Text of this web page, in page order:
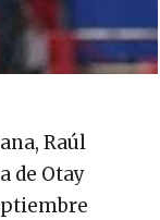
Raúl
de Otay